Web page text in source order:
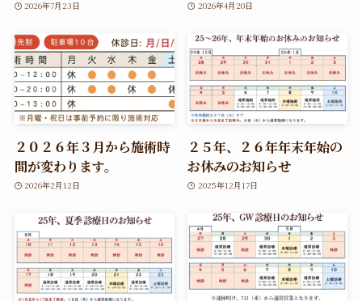
2026年7月23日 2026年4月20日
２０２６年３月から施術時
間が変わります。
2026年2月12日
２５年、２６年年末年始の
お休みのお知らせ
2025年12月17日